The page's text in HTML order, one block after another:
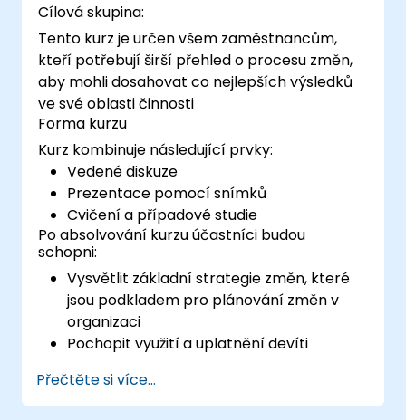
Cílová skupina:
Tento kurz je určen všem zaměstnancům,
kteří potřebují širší přehled o procesu změn,
aby mohli dosahovat co nejlepších výsledků
ve své oblasti činnosti
Forma kurzu
Kurz kombinuje následující prvky:
Vedené diskuze
Prezentace pomocí snímků
Cvičení a případové studie
Po absolvování kurzu účastníci budou
schopni:
Vysvětlit základní strategie změn, které
jsou podkladem pro plánování změn v
organizaci
Pochopit využití a uplatnění devíti
Sestavit plán změn vhodný pro svou
oblast podnikání
Přečtěte si více...